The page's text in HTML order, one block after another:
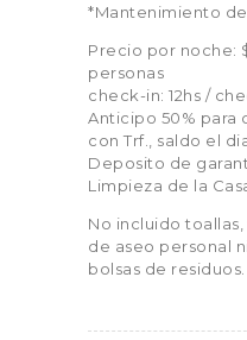
*Mantenimiento
Precio por noche:
personas
check-in: 12hs /
Anticipo 50% para
con Trf., saldo el
Deposito de
Limpieza de la
No incluido
de aseo personal
bolsas de residuos.